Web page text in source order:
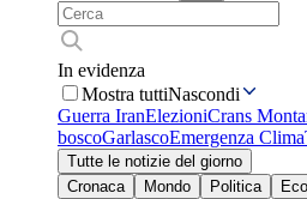
In evidenza
Mostra tuttiNascondi
Guerra IranElezioniCrans
boscoGarlascoEmergenza Clima
Tutte le notizie del giorno
Cronaca
Mondo Politica